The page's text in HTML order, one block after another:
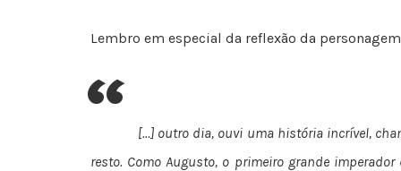
Lembro em especial da reflexão da
“
[…] outro dia, ouvi uma história incrível,
resto. Como Augusto, o primeiro grande